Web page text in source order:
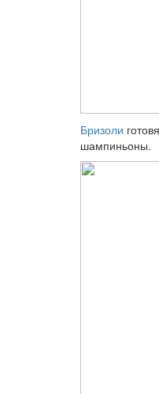
Бризоли
шампиньоны.